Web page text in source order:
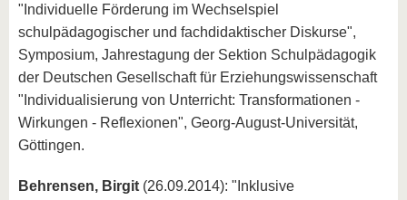
"Individuelle Förderung im Wechselspiel
schulpädagogischer und fachdidaktischer Diskurse",
Symposium, Jahrestagung der Sektion Schulpädagogik
der Deutschen Gesellschaft für Erziehungswissenschaft
"Individualisierung von Unterricht: Transformationen -
Wirkungen - Reflexionen", Georg-August-Universität,
Göttingen.
Behrensen, Birgit (26.09.2014): "Inklusive